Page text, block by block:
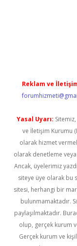
Reklam ve
Yasal Uyarı:
ve İletişim Kurumu
olarak hizmet
olarak denetleme
Ancak, üyelerimiz
siteye üye olarak bu
sitesi, herhangi bir
bulunmamaktadır.
paylaşılmaktadır.
olup, gerçek kurum
Gerçek kurum ve